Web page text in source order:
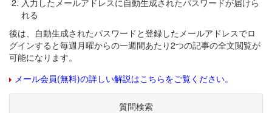
入力したメールアドレスに自動生成されたパスワードが届けら
れる
後は、自動生成されたパスワードと登録したメールアドレスでロ
グインすると毎週月曜からの一週間あたり2つの記事の全文閲覧が
可能になります。
メール会員(無料)の詳しい解説はこちらをご覧ください。
質問検索